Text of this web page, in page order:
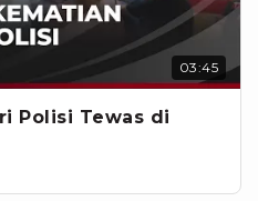
03:45
Polisi Tewas di